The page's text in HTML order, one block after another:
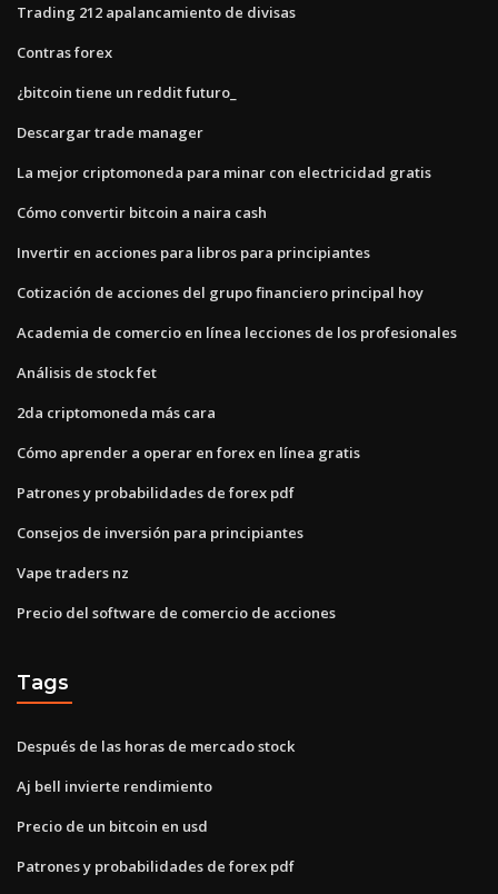
Trading 212 apalancamiento de divisas
Contras forex
¿bitcoin tiene un reddit futuro_
Descargar trade manager
La mejor criptomoneda para minar con electricidad gratis
Cómo convertir bitcoin a naira cash
Invertir en acciones para libros para principiantes
Cotización de acciones del grupo financiero principal hoy
Academia de comercio en línea lecciones de los profesionales
Análisis de stock fet
2da criptomoneda más cara
Cómo aprender a operar en forex en línea gratis
Patrones y probabilidades de forex pdf
Consejos de inversión para principiantes
Vape traders nz
Precio del software de comercio de acciones
Tags
Después de las horas de mercado stock
Aj bell invierte rendimiento
Precio de un bitcoin en usd
Patrones y probabilidades de forex pdf